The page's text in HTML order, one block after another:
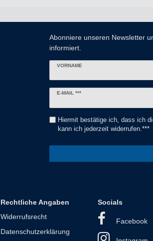
Abonniere unseren Newsletter
informiert.
VORNAME
E-MAIL ***
Newsletter
Hiermit bestätige ich, dass ich
kann ich jederzeit widerrufen.***
Rechtliche Angaben
Widerrufsrecht
Datenschutzerklärung
Socials
Facebook